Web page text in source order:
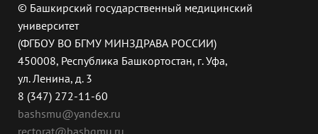
© Башкирский государственный медицинский
университет
(ФГБОУ ВО БГМУ МИНЗДРАВА РОССИИ)
450008, Республика Башкортостан, г. Уфа,
ул. Ленина, д. 3
8 (347) 272-11-60
bashsmu@yandex.ru